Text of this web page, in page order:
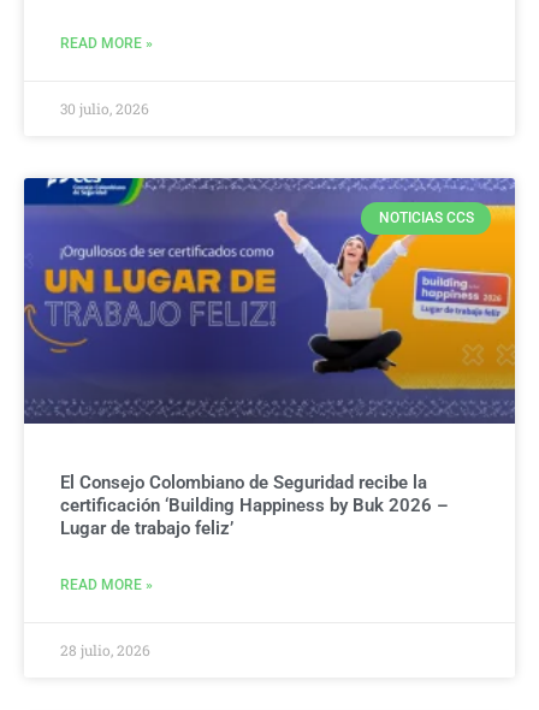
READ MORE »
30 julio, 2026
NOTICIAS CCS
El Consejo Colombiano de Seguridad recibe la
certificación ‘Building Happiness by Buk 2026 –
Lugar de trabajo feliz’
READ MORE »
28 julio, 2026